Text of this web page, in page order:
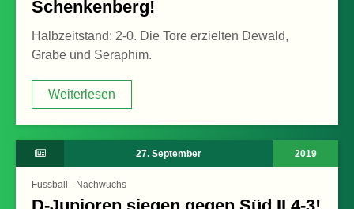
Schenkenberg!
Halbzeitstand: 2-0. Die Tore erzielten Dewald,
Grabe und Seraphim.
Weiterlesen
27. September 2019
Fussball - Nachwuchs